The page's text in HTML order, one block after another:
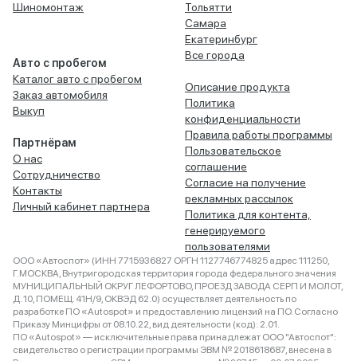
Шиномонтаж
Авто с пробегом
Каталог авто с пробегом
Заказ автомобиля
Выкуп
Партнёрам
О нас
Сотрудничество
Контакты
Личный кабинет партнера
Тольятти
Самара
Екатеринбург
Все города
Описание продукта
Политика
конфиденциальности
Правила работы программы
Пользовательское
соглашение
Согласие на получение
рекламных рассылок
Политика для контента,
генерируемого
пользователями
ООО «Автоспот» (ИНН 7715936827 ОРГН 1127746774825 адрес 111250,
Г.МОСКВА, Внутригородская территория города федерального значения
МУНИЦИПАЛЬНЫЙ ОКРУГ ЛЕФОРТОВО, ПРОЕЗД ЗАВОДА СЕРП И МОЛОТ,
Д. 10, ПОМЕЩ. 41Н/9, ОКВЭД 62.0) осуществляет деятельность по
разработке ПО «Autospot» и предоставлению лицензий на ПО. Согласно
Приказу Минцифры от 08.10.22, вид деятельности (код): 2.01.
ПО «Autospot» — исключительные права принадлежат ООО "Автоспот":
свидетельство о регистрации программы ЭВМ № 2018618687, внесена в